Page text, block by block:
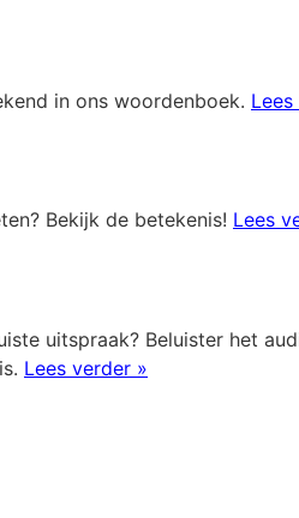
in ons woordenboek.
Bekijk de betekenis! Lees
uitspraak? Beluister het
Lees verder »